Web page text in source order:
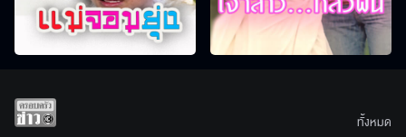
ทั้งหมด